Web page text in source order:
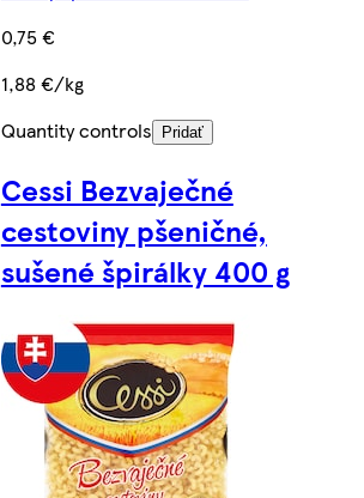
0,75 €
1,88 €/kg
Quantity controls
Pridať
Cessi Bezvaječné
cestoviny pšeničné,
sušené špirálky 400 g